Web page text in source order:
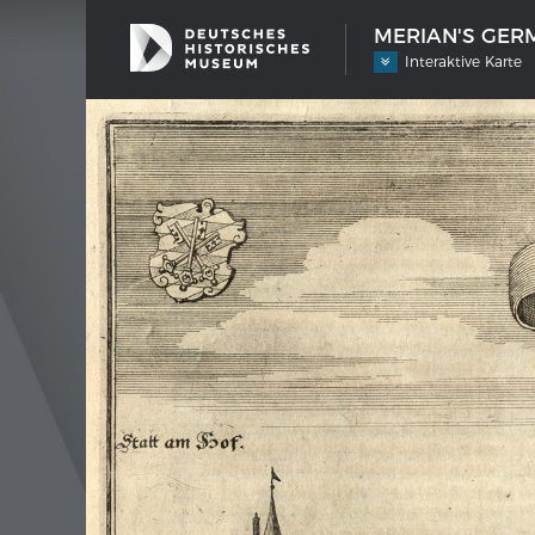
MERIAN'S
Interaktive Karte
SHIP TYPES
Milestones in the history of European
shipbuilding
Image